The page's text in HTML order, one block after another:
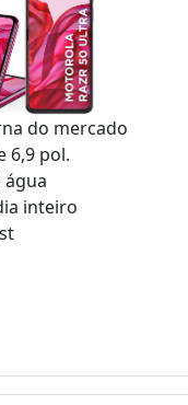
do mercado
6,9 pol.
água
inteiro